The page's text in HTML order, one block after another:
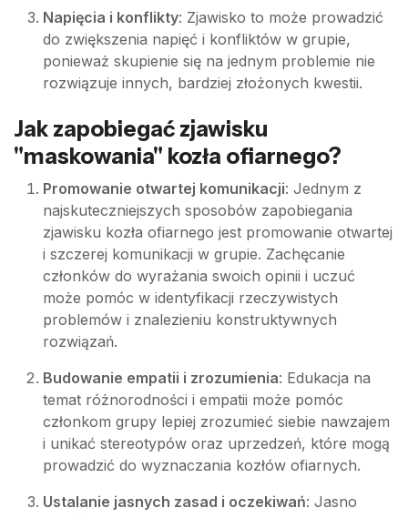
Napięcia i konflikty: Zjawisko to może prowadzić
do zwiększenia napięć i konfliktów w grupie,
ponieważ skupienie się na jednym problemie nie
rozwiązuje innych, bardziej złożonych kwestii.
Jak zapobiegać zjawisku
"maskowania" kozła ofiarnego?
Promowanie otwartej komunikacji: Jednym z
najskuteczniejszych sposobów zapobiegania
zjawisku kozła ofiarnego jest promowanie otwartej
i szczerej komunikacji w grupie. Zachęcanie
członków do wyrażania swoich opinii i uczuć
może pomóc w identyfikacji rzeczywistych
problemów i znalezieniu konstruktywnych
rozwiązań.
Budowanie empatii i zrozumienia: Edukacja na
temat różnorodności i empatii może pomóc
członkom grupy lepiej zrozumieć siebie nawzajem
i unikać stereotypów oraz uprzedzeń, które mogą
prowadzić do wyznaczania kozłów ofiarnych.
Ustalanie jasnych zasad i oczekiwań: Jasno